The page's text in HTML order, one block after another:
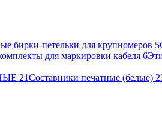
бирки-петельки для крупномеров 5
для маркировки кабеля 6
21Составники печатные (белые)